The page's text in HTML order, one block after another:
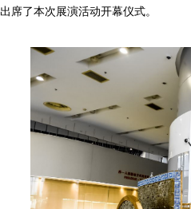
席了本次展演活动开幕仪式。